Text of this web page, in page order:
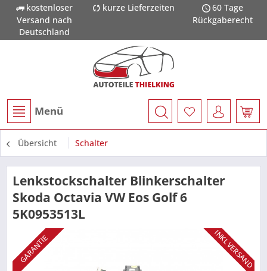
kostenloser
Versand nach
Deutschland
kurze Lieferzeiten
60 Tage
Rückgaberecht
Menü
Übersicht Schalter
Lenkstockschalter Blinkerschalter
Skoda Octavia VW Eos Golf 6
5K0953513L
GARANTIE INKL VERSAND